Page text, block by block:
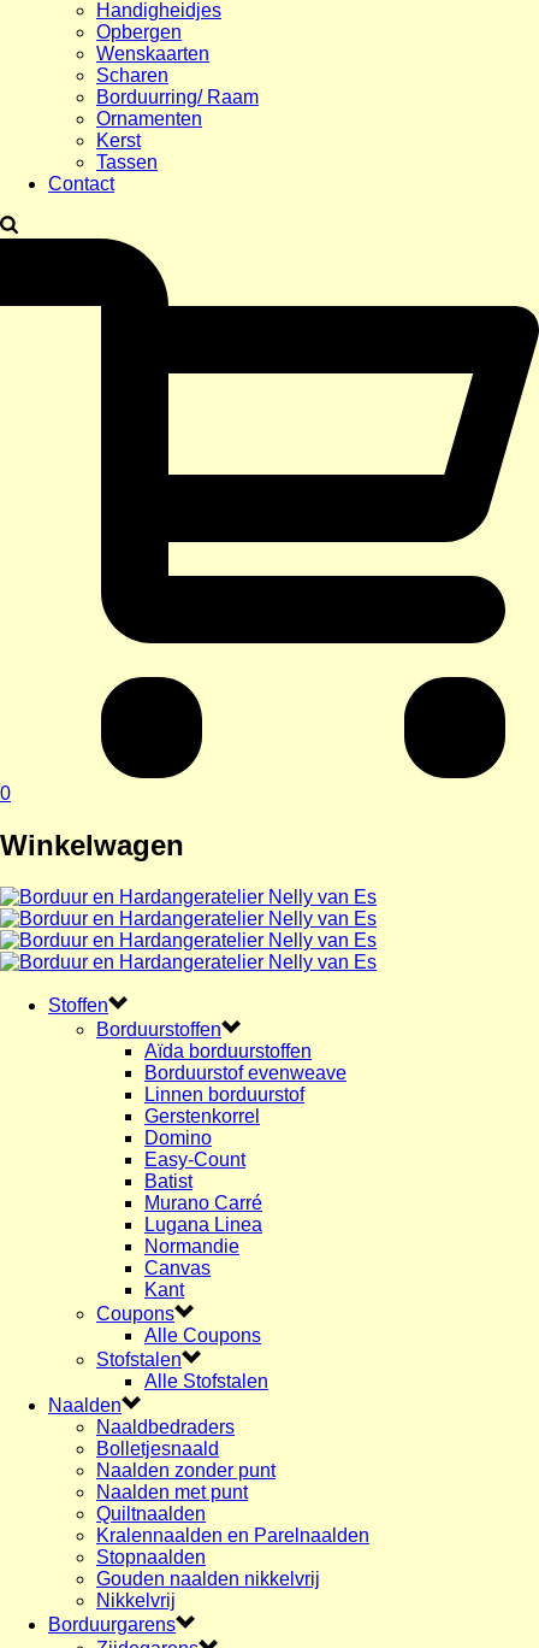
Handigheidjes
Opbergen
Wenskaarten
Scharen
Borduurring/ Raam
Ornamenten
Kerst
Tassen
Contact
0
Winkelwagen
Stoffen
Borduurstoffen
Aïda borduurstoffen
Borduurstof evenweave
Linnen borduurstof
Gerstenkorrel
Domino
Easy-Count
Batist
Murano Carré
Lugana Linea
Normandie
Canvas
Kant
Coupons
Alle Coupons
Stofstalen
Alle Stofstalen
Naalden
Naaldbedraders
Bolletjesnaald
Naalden zonder punt
Naalden met punt
Quiltnaalden
Kralennaalden en Parelnaalden
Stopnaalden
Gouden naalden nikkelvrij
Nikkelvrij
Borduurgarens